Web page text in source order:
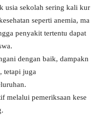
usia sekolah sering kali kur
seperti anemia, ma
penyakit tertentu dapat
dengan baik, dampakn
tetapi juga
melalui pemeriksaan kese